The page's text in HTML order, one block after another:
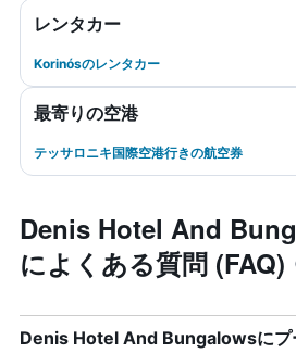
レンタカー
Korinósのレンタカー
最寄りの空港
テッサロニキ国際空港行きの航空券
Denis Hotel And
によくある質問 (FAQ)
Denis Hotel And Bungalowsにプ